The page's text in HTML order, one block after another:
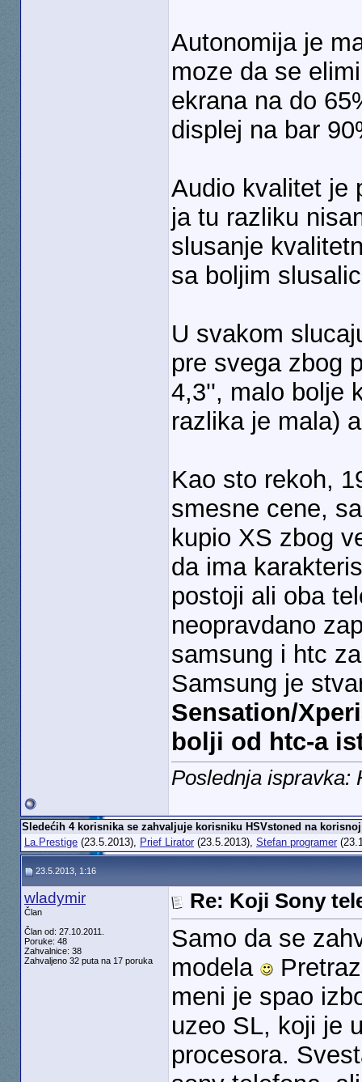
Autonomija je
moze da se
ekrana na do
displej na bar
Audio kvalitet je
ja tu razliku
slusanje
sa boljim
U svakom
pre svega zbog
4,3'', malo bolje
razlika je mala)
Kao sto rekoh,
smesne cene,
kupio XS zbog
da ima
postoji ali oba
neopravdano
samsung i htc
Samsung je
Sensation/
bolji od htc-a
Poslednja ispravka:
Sledećih 4 korisnika se zahvaljuje korisniku HSVstoned na
La.Prestige(23.5.2013), Prief Lirator(23.5.2013), Stefan programer
23.5.2013, 1:16
wladymir
Član
Član od: 27.10.2011.
Poruke: 48
Zahvalnice: 38
Zahvaljeno 32 puta na 17 poruka
Re: Koji Sony
Samo da se
modela
meni je spao
uzeo SL, koji je
procesora.